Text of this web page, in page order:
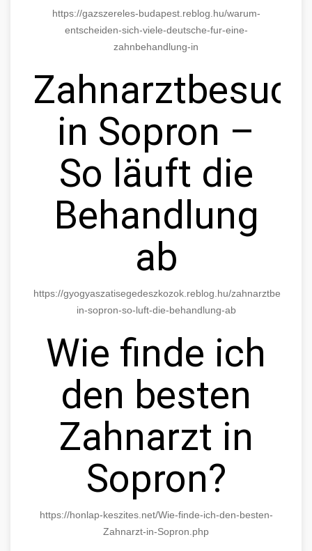
https://gazszereles-budapest.reblog.hu/warum-
entscheiden-sich-viele-deutsche-fur-eine-
zahnbehandlung-in
Zahnarztbesuch
in Sopron –
So läuft die
Behandlung
ab
https://gyogyaszatisegedeszkozok.reblog.hu/zahnarztbesuch-
in-sopron-so-luft-die-behandlung-ab
Wie finde ich
den besten
Zahnarzt in
Sopron?
https://honlap-keszites.net/Wie-finde-ich-den-besten-
Zahnarzt-in-Sopron.php